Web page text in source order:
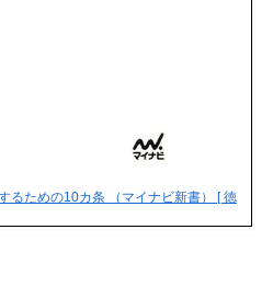
るための10カ条 （マイナビ新書） [ 徳